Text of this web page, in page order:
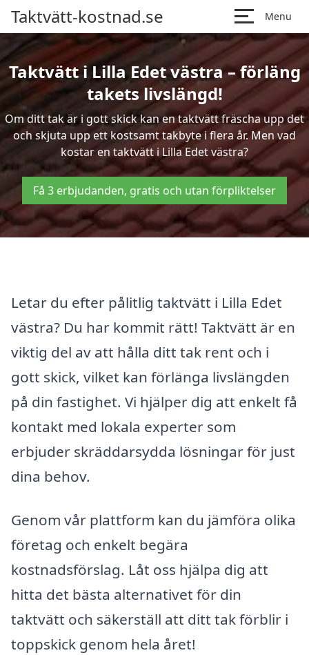
Taktvätt-kostnad.se Menu
Taktvätt i Lilla Edet västra – förläng
takets livslängd!
Om ditt tak är i gott skick kan en taktvätt fräscha upp det
och skjuta upp ett kostsamt takbyte i flera år. Men vad
kostar en taktvätt i Lilla Edet västra?
Få 3 erbjudanden, gratis och utan förpliktelser
Letar du efter pålitlig taktvätt i Lilla Edet
västra? Du har kommit rätt! Taktvätt är en
viktig del av att hålla ditt tak rent och i
gott skick, vilket kan förlänga livslängden
på din fastighet. Vi hjälper dig att enkelt få
kontakt med lokala experter som
erbjuder skräddarsydda lösningar för just
dina behov.
Genom vår plattform kan du jämföra olika
företag och enkelt begära
kostnadsförslag. Låt oss hjälpa dig att
hitta det bästa alternativet för din
taktvätt och säkerställ att ditt tak förblir i
toppskick genom hela året!